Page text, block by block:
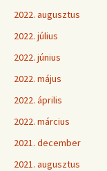
2022. augusztus
2022. július
2022. június
2022. május
2022. április
2022. március
2021. december
2021. augusztus